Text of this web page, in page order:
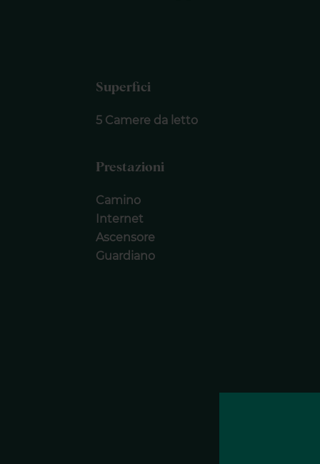
Superfici
5 Camere da letto
Prestazioni
Camino
Internet
Ascensore
Guardiano